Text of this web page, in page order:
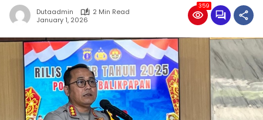
Dutaadmin
2 Min Read
January 1, 2026
359